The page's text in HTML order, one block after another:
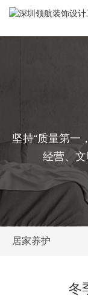
坚持“质量第一
经营、
居家养护
冬